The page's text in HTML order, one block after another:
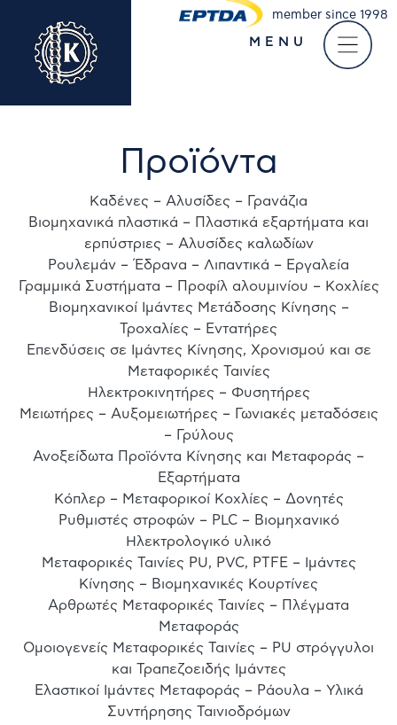
Take a virtual tour of
MENU
member since 1998
Προϊόντα
Καδένες – Αλυσίδες – Γρανάζια
Βιομηχανικά πλαστικά – Πλαστικά εξαρτήματα και
ερπύστριες – Αλυσίδες καλωδίων
Ρουλεμάν – Έδρανα – Λιπαντικά – Εργαλεία
Γραμμικά Συστήματα – Προφίλ αλουμινίου – Κοχλίες
Βιομηχανικοί Ιμάντες Μετάδοσης Κίνησης –
Τροχαλίες – Εντατήρες
Επενδύσεις σε Ιμάντες Κίνησης, Χρονισμού και σε
Μεταφορικές Ταινίες
Ηλεκτροκινητήρες – Φυσητήρες
Μειωτήρες – Αυξομειωτήρες – Γωνιακές μεταδόσεις
– Γρύλους
Ανοξείδωτα Προϊόντα Κίνησης και Μεταφοράς –
Εξαρτήματα
Κόπλερ – Μεταφορικοί Κοχλίες – Δονητές
Ρυθμιστές στροφών – PLC – Βιομηχανικό
Ηλεκτρολογικό υλικό
Μεταφορικές Ταινίες PU, PVC, PTFE – Ιμάντες
Κίνησης – Βιομηχανικές Κουρτίνες
Αρθρωτές Μεταφορικές Ταινίες – Πλέγματα
Μεταφοράς
Ομοιογενείς Μεταφορικές Ταινίες – PU στρόγγυλοι
και Τραπεζοειδής Ιμάντες
Ελαστικοί Ιμάντες Μεταφοράς – Ράουλα – Υλικά
Συντήρησης Ταινιοδρόμων